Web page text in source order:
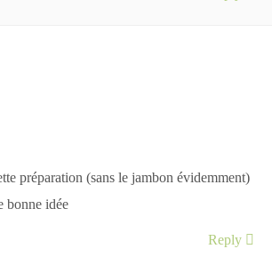
préparation (sans le jambon évidemment)
bonne idée
Reply